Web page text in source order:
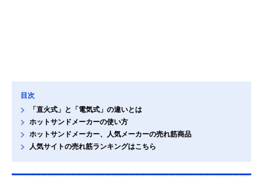
目次
「直火式」と「電気式」の違いとは
ホットサンドメーカーの使い方
ホットサンドメーカー、人気メーカーの売れ筋商品
人気サイトの売れ筋ランキングはこちら